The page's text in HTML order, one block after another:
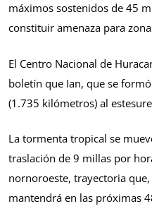
máximos sostenidos de 45
constituir amenaza para
El Centro Nacional de
boletín que Ian, que se
(1.735 kilómetros) al
La tormenta tropical se
traslación de 9 millas por
nornoroeste, trayectoria
mantendrá en las próximas